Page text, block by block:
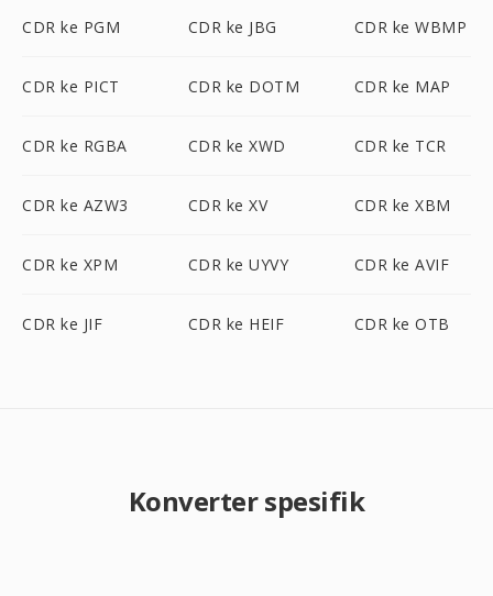
CDR ke PGM CDR ke JBG CDR ke WBMP
CDR ke PICT CDR ke DOTM CDR ke MAP
CDR ke RGBA CDR ke XWD CDR ke TCR
CDR ke AZW3 CDR ke XV CDR ke XBM
CDR ke XPM CDR ke UYVY CDR ke AVIF
CDR ke JIF CDR ke HEIF CDR ke OTB
Konverter spesifik